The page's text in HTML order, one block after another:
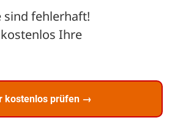
sind fehlerhaft!
Ihre
kostenlos prüfen →